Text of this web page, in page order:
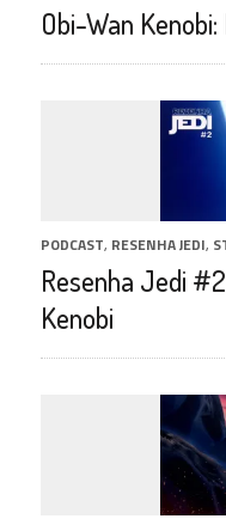
Obi-Wan
PODCAST, RESENHA JEDI,
Resenha Jedi
Kenobi